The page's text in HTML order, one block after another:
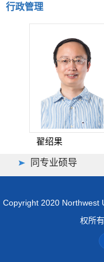
行政管理
翟绍果
同专业硕导
Copyright 2020 Northwest
权所